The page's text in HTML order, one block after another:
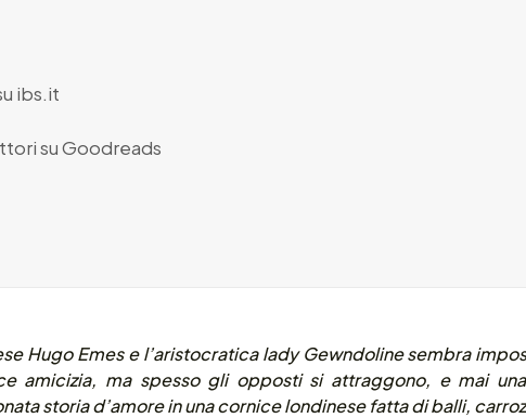
ibs.it
suGoodreads
Hugo Emes e l’aristocratica lady Gewndoline sembra
amicizia, ma spesso gli opposti si attraggono, e mai
storia d’amore in una cornice londinese fatta di balli,